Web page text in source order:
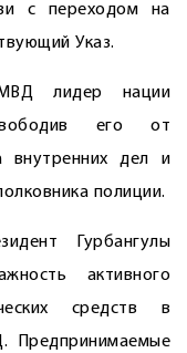
с переходом на
Указ.
­лидер нации
его от
внутренних дел и
полиции.
Гурбангулы
активного
средств в
Предпринимаемые